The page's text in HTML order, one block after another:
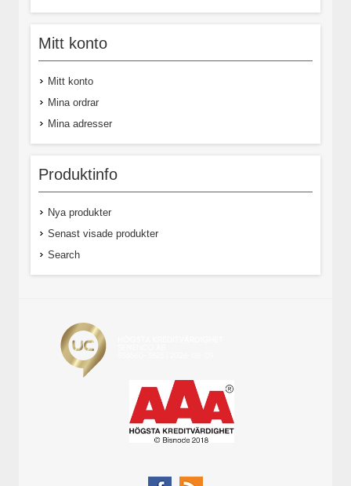
Mitt konto
Mitt konto
Mina ordrar
Mina adresser
Produktinfo
Nya produkter
Senast visade produkter
Search